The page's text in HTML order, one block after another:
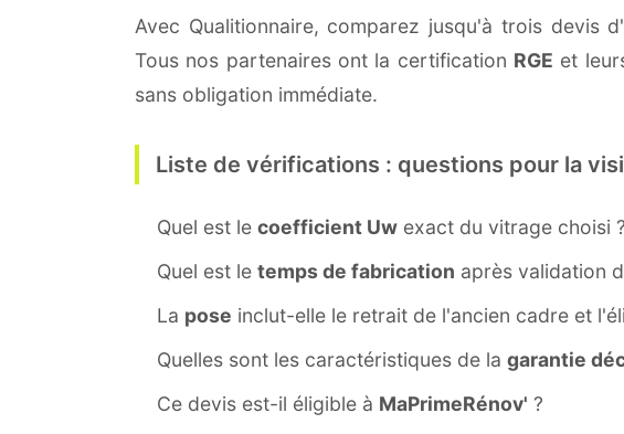
Avec Qualitionnaire, comparez jusqu'à trois devis
Tous nos partenaires ont la certification RGE et
sans obligation immédiate.
Liste de vérifications : questions pour la
Quel est le coefficient Uw exact du vitrage choisi ?
Quel est le temps de fabrication après validation
La pose inclut-elle le retrait de l'ancien cadre et
Quelles sont les caractéristiques de la garantie
Ce devis est-il éligible à MaPrimeRénov' ?